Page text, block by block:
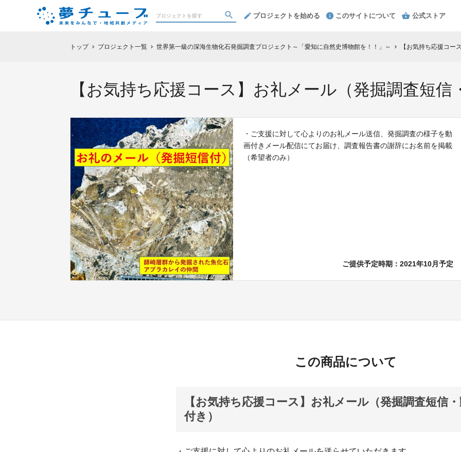
プロジェクトを始める このサイトについて 公式ストア
トップ chevron_right プロジェクト一覧 chevron_right 世界第一級の深海生物化石発掘調査プロジェクト～「愛知に自然史博物館を！！」～ chevron_right 【お気持ち応援コー
【お気持ち応援コース】お礼メール（発掘調査短信
・ご支援に対して心よりのお礼メール送信、発掘調査の様子を動
画付きメール配信にてお届け、調査報告書の謝辞にお名前を掲載
（希望者のみ）
ご提供予定時期：2021年10月予定
この商品について
【お気持ち応援コース】お礼メール（発掘調査短信
付き）